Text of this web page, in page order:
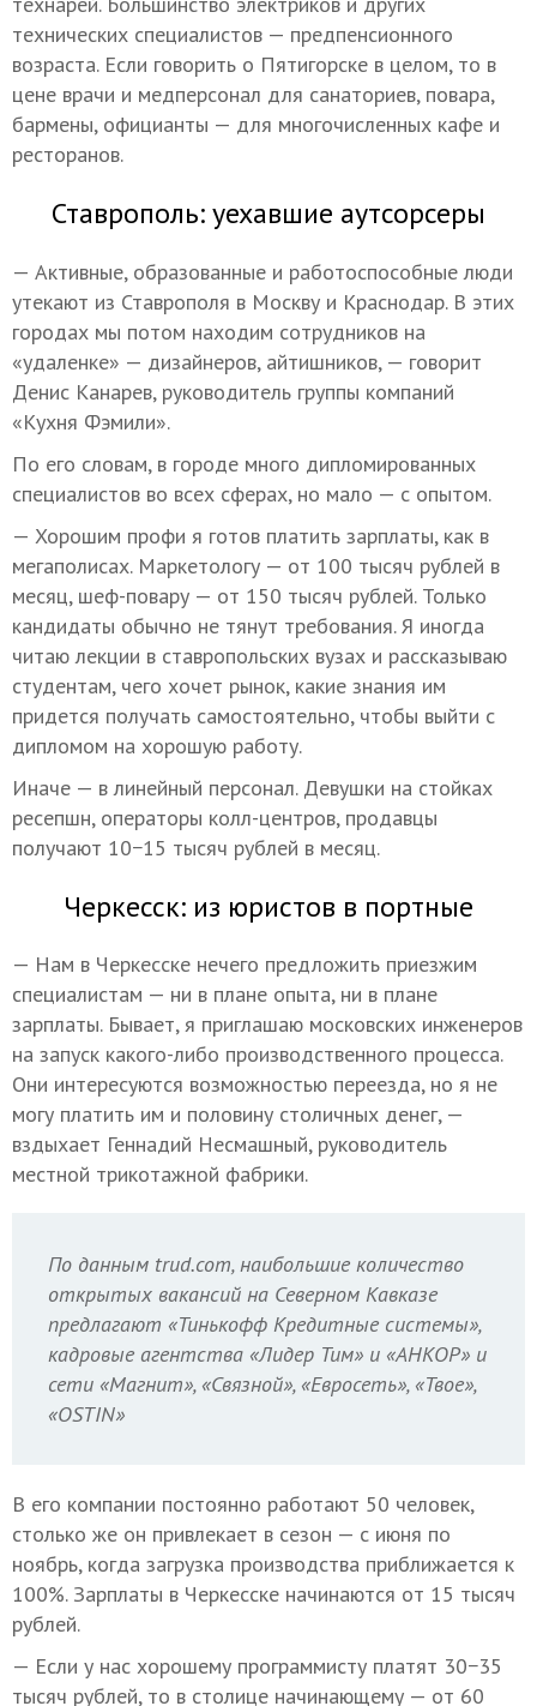
технических специалистов — предпенсионного
возраста. Если говорить о Пятигорске в целом, то в
цене врачи и медперсонал для санаториев, повара,
бармены, официанты — для многочисленных кафе и
ресторанов.
Ставрополь: уехавшие аутсорсеры
— Активные, образованные и работоспособные люди
утекают из Ставрополя в Москву и Краснодар. В этих
городах мы потом находим сотрудников на
«удаленке» — дизайнеров, айтишников, — говорит
Денис Канарев, руководитель группы компаний
«Кухня Фэмили».
По его словам, в городе много дипломированных
специалистов во всех сферах, но мало — с опытом.
— Хорошим профи я готов платить зарплаты, как в
мегаполисах. Маркетологу — от 100 тысяч рублей в
месяц, шеф-повару — от 150 тысяч рублей. Только
кандидаты обычно не тянут требования. Я иногда
читаю лекции в ставропольских вузах и рассказываю
студентам, чего хочет рынок, какие знания им
придется получать самостоятельно, чтобы выйти с
дипломом на хорошую работу.
Иначе — в линейный персонал. Девушки на стойках
ресепшн, операторы колл-центров, продавцы
получают 10−15 тысяч рублей в месяц.
Черкесск: из юристов в портные
— Нам в Черкесске нечего предложить приезжим
специалистам — ни в плане опыта, ни в плане
зарплаты. Бывает, я приглашаю московских инженеров
на запуск какого-либо производственного процесса.
Они интересуются возможностью переезда, но я не
могу платить им и половину столичных денег, —
вздыхает Геннадий Несмашный, руководитель
местной трикотажной фабрики.
По данным trud.com, наибольшие количество
открытых вакансий на Северном Кавказе
предлагают «Тинькофф Кредитные системы»,
кадровые агентства «Лидер Тим» и «АНКОР» и
сети «Магнит», «Связной», «Евросеть», «Твое»,
«OSTIN»
В его компании постоянно работают 50 человек,
столько же он привлекает в сезон — с июня по
ноябрь, когда загрузка производства приближается к
100%. Зарплаты в Черкесске начинаются от 15 тысяч
рублей.
— Если у нас хорошему программисту платят 30−35
тысяч рублей, то в столице начинающему — от 60